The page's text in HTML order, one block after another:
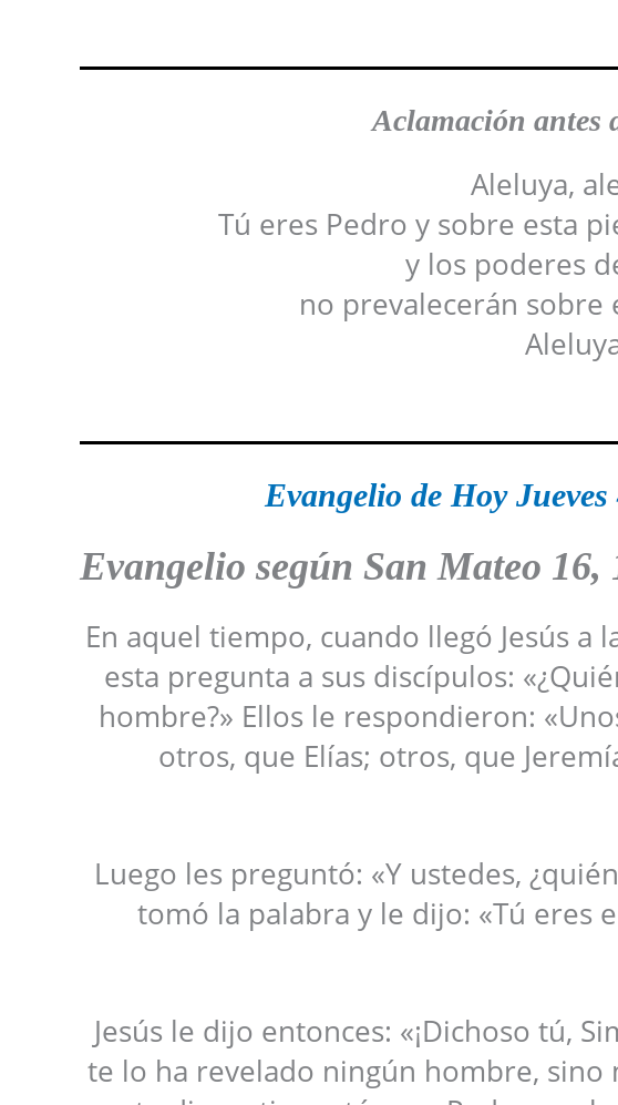
Aclamación antes
Aleluya,
Tú eres Pedro y sobre esta
y los poderes
no prevalecerán sobre
Evangelio de Hoy Jueves
Evangelio según San Mateo 16,
En aquel tiempo, cuando llegó Jesús a
esta pregunta a sus discípulos:
hombre?» Ellos le respondieron:
otros, que Elías; otros, que
Luego les preguntó: «Y ustedes,
tomó la palabra y le dijo: «Tú eres
Jesús le dijo entonces: «¡Dichoso tú,
te lo ha revelado ningún hombre, sino